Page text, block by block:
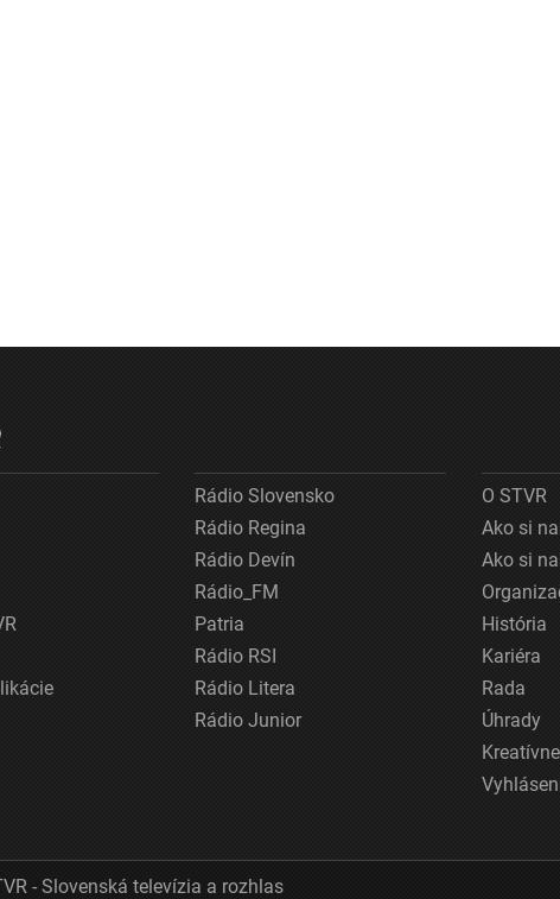
Rádio Slovensko
Rádio Regina
Rádio Devín
Rádio_FM
Patria
Rádio RSI
Rádio Litera
Rádio Junior
O STVR
Ako si
Ako si
História
Kariéra
Rada
Úhrady
- Slovenská televízia a rozhlas